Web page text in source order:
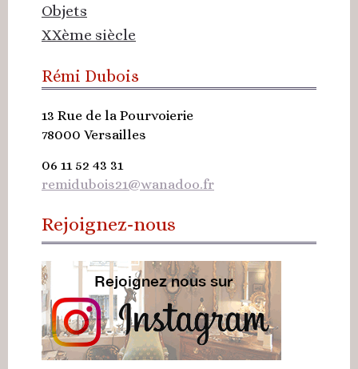
Objets
XXème siècle
Rémi Dubois
13 Rue de la Pourvoierie
78000 Versailles
06 11 52 43 31
remidubois21@wanadoo.fr
Rejoignez-nous